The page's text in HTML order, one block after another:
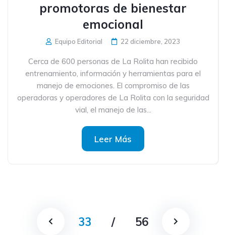
promotoras de bienestar
emocional
Equipo Editorial 22 diciembre, 2023
Cerca de 600 personas de La Rolita han recibido
entrenamiento, información y herramientas para el
manejo de emociones. El compromiso de las
operadoras y operadores de La Rolita con la seguridad
vial, el manejo de las...
Leer Más
33 / 56